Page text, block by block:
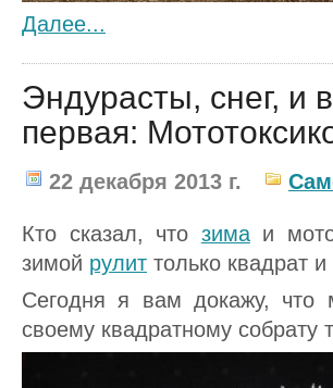
Далее...
Эндурасты, снег, и
первая:
22 декабря 2013 г.
Кто сказал, что зимаи
зимой рулит только квадрат
Сегодня я вам докажу, что
своему квадратному собрату